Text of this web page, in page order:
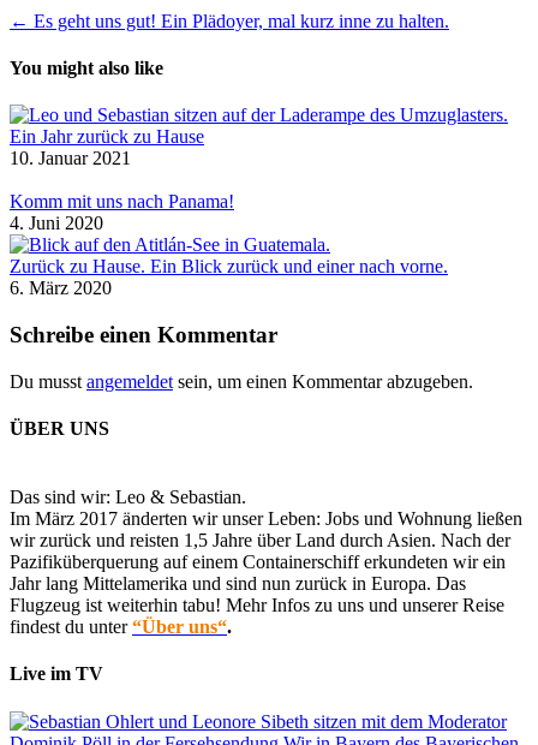
← Es geht uns gut! Ein Plädoyer, mal kurz inne zu halten.
You might also like
Ein Jahr zurück zu Hause
10. Januar 2021
Komm mit uns nach Panama!
4. Juni 2020
Zurück zu Hause. Ein Blick zurück und einer nach vorne.
6. März 2020
Schreibe einen Kommentar
Du musst angemeldet sein, um einen Kommentar abzugeben.
ÜBER UNS
Das sind wir: Leo & Sebastian.
Im März 2017 änderten wir unser Leben: Jobs und Wohnung ließen
wir zurück und reisten 1,5 Jahre über Land durch Asien. Nach der
Pazifiküberquerung auf einem Containerschiff erkundeten wir ein
Jahr lang Mittelamerika und sind nun zurück in Europa. Das
Flugzeug ist weiterhin tabu! Mehr Infos zu uns und unserer Reise
findest du unter“Über uns“.
Live im TV